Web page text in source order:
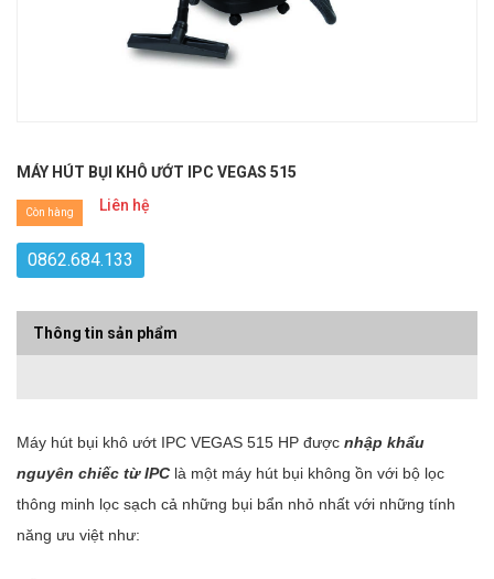
MÁY HÚT BỤI KHÔ ƯỚT IPC VEGAS 515
Liên hệ
Còn hàng
0862.684.133
Thông tin sản phẩm
Máy hút bụi khô ướt IPC VEGAS 515 HP được nhập khẩu
nguyên chiếc từ IPC là một máy hút bụi không ồn với bộ lọc
thông minh lọc sạch cả những bụi bẩn nhỏ nhất với những tính
năng ưu việt như: